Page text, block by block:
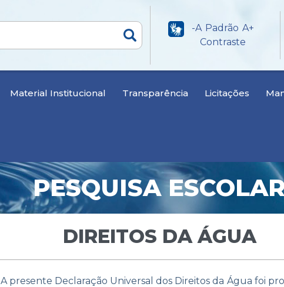
-A Padrão A+
Contraste
Material Institucional Transparência Licitações
PESQUISA
DIREITOS DA ÁGUA
A presente Declaração Universal dos Direitos da Água foi